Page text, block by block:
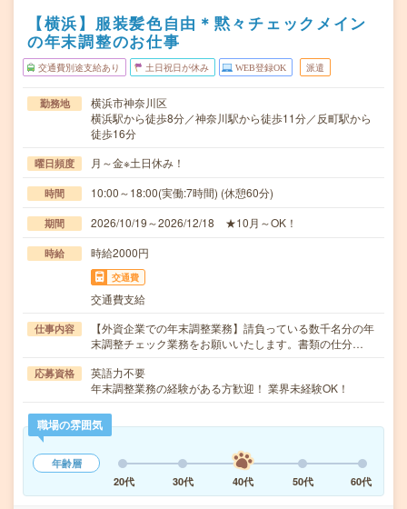
【横浜】服装髪色自由＊黙々チェックメイン
の年末調整のお仕事
交通費別途支給あり 土日祝日が休み WEB登録OK 派遣
勤務地
横浜市神奈川区
横浜駅から徒歩8分／神奈川駅から徒歩11分／反町駅から
徒歩16分
曜日頻度 月～金※土日休み！
時間 10:00～18:00(実働:7時間) (休憩60分)
期間 2026/10/19～2026/12/18 ★10月～OK！
時給 時給2000円
交通費
交通費支給
仕事内容
【外資企業での年末調整業務】請負っている数千名分の年
末調整チェック業務をお願いいたします。書類の仕分…
応募資格
英語力不要
年末調整業務の経験がある方歓迎！ 業界未経験OK！
職場の雰囲気
年齢層
20代
30代 40代 50代 60代